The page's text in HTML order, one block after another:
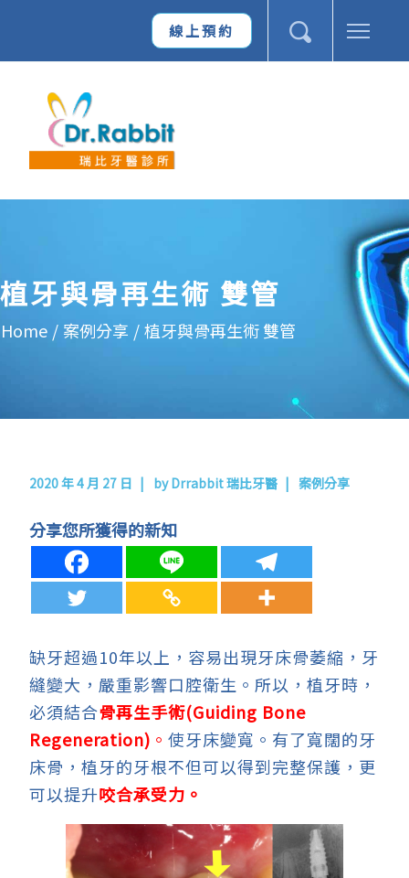
線上預約
植牙與骨再生術 雙管
Home / 案例分享 /植牙與骨再生術 雙管
2020 年 4 月 27 日 byDrrabbit 瑞比牙醫 案例分享
分享您所獲得的新知
缺牙超過10年以上，容易出現牙床骨萎縮，牙
縫變大 ， 嚴重影響口腔衛生 。 所以 ，植牙時 ，
必須結合骨再生手術(Guiding Bone
Regeneration) 。使牙床變寬 。 有了寬闊的牙
床骨，植牙的牙根不但可以得到完整保護，更
可以提升咬合承受力。